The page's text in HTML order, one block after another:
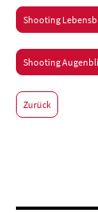
Shooting
Shooting
Zurück